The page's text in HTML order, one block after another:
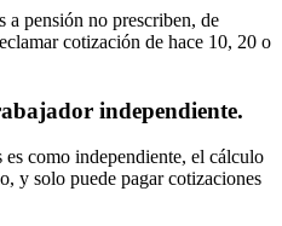
a pensión no prescriben, de
cotización de hace 10, 20 o
independiente.
como independiente, el cálculo
y solo puede pagar cotizaciones